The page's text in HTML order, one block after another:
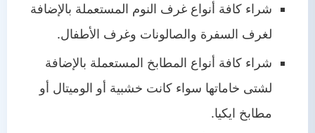
شراء كافة أنواع غرف النوم المستعملة بالإضافة
لغرف السفرة والصالونات وغرف الأطفال.
شراء كافة أنواع المطابخ المستعملة بالإضافة
لشتى خاماتها سواء كانت خشبية أو الوميتال أو
مطابخ ايكيا.